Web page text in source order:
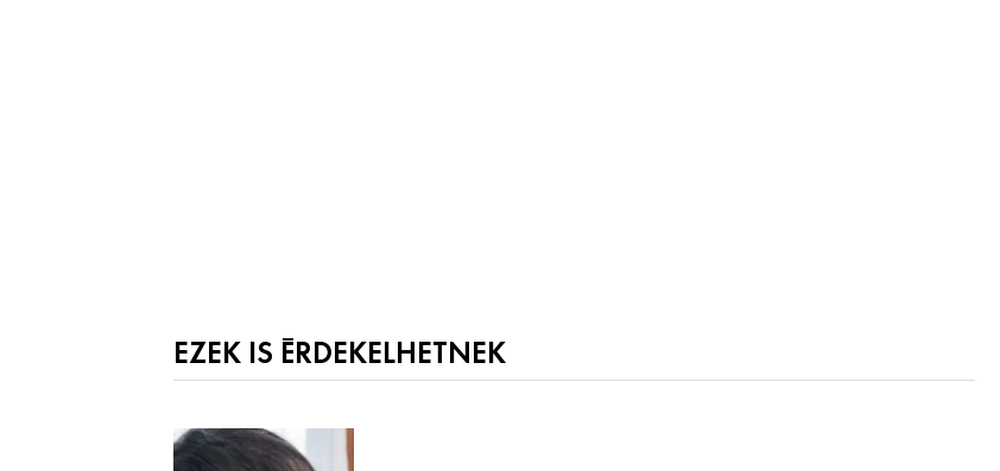
EZEK IS ÉRDEKELHETNEK